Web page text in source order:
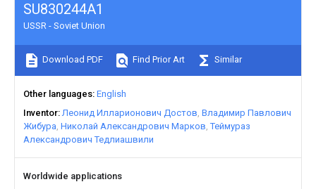
SU830244A1
USSR - Soviet Union
Download PDF Find Prior Art Similar
Other languages English
Inventor Леонид Илларионович Достов Владимир Павлович
Жибура Николай Александрович Марков Теймураз
Александрович Тедлиашвили
Worldwide applications